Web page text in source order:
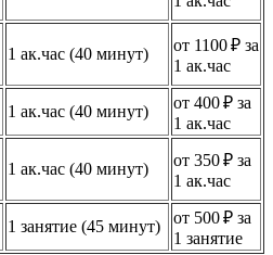
1 ак.час (40 минут)
от 1100 ₽ за
1 ак.час
1 ак.час (40 минут)
от 400 ₽ за
1 ак.час
1 ак.час (40 минут)
от 350 ₽ за
1 ак.час
1 занятие (45 минут)
от 500 ₽ за
1 занятие